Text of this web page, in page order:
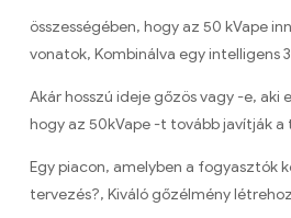
összességében, hogy az 50 kVape
vonatok, Kombinálva egy intelligens
Akár hosszú ideje gőzös vagy -e, aki
hogy az 50kVape -t tovább javítják
Egy piacon, amelyben a fogyasztók
tervezés?, Kiváló gőzélmény